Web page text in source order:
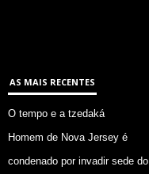
AS MAIS RECENTES
O tempo e a tzedaká
Homem de Nova Jersey é
condenado por invadir sede do